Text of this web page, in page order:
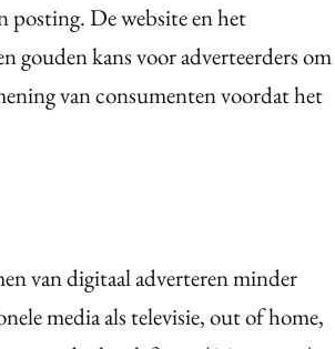
De website en het
gouden kans voor adverteerders om
van consumenten voordat het
van digitaal adverteren minder
media als televisie, out of home,